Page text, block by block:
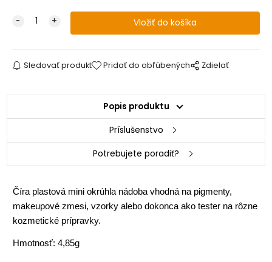
Sledovať produkt Pridať do obľúbených Zdielať
Popis produktu
Príslušenstvo
Potrebujete poradiť?
Číra plastová mini okrúhla nádoba vhodná na pigmenty,
makeupové zmesi, vzorky alebo dokonca ako tester na rôzne
kozmetické prípravky.
Hmotnosť: 4,85g